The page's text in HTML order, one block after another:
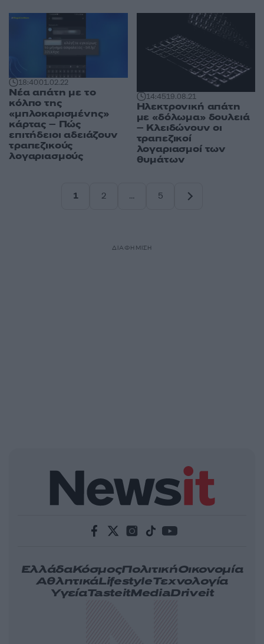
18:4001.02.22
Νέα απάτη με το
κόλπο της
«μπλοκαρισμένης»
κάρτας – Πώς
επιτήδειοι αδειάζουν
τραπεζικούς
λογαριασμούς
14:4519.08.21
Ηλεκτρονική απάτη
με «δόλωμα» δουλειά
– Κλειδώνουν οι
τραπεζικοί
λογαριασμοί των
θυμάτων
1
2
…
5
ΔΙΑΦΗΜΙΣΗ
ΕλλάδαΚόσμοςΠολιτικήΟικονομία
ΑθλητικάLifestyleΤεχνολογία
ΥγείαTasteitMediaDriveit